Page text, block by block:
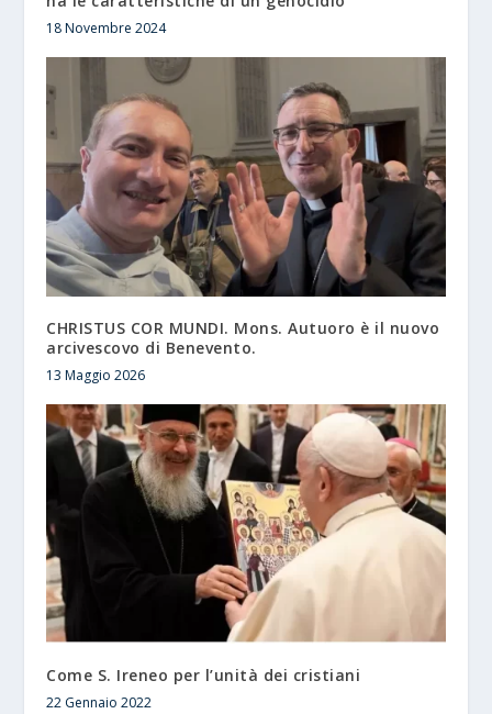
18 Novembre 2024
CHRISTUS COR MUNDI. Mons. Autuoro è il nuovo
arcivescovo di Benevento.
13 Maggio 2026
Come S. Ireneo per l’unità dei cristiani
22 Gennaio 2022